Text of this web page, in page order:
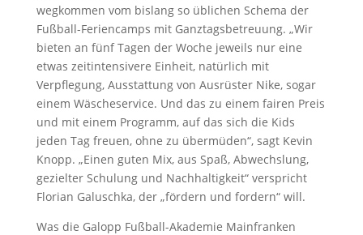
wegkommen vom bislang so üblichen Schema der
Fußball-Feriencamps mit Ganztagsbetreuung. „Wir
bieten an fünf Tagen der Woche jeweils nur eine
etwas zeitintensivere Einheit, natürlich mit
Verpflegung, Ausstattung von Ausrüster Nike, sogar
einem Wäscheservice. Und das zu einem fairen Preis
und mit einem Programm, auf das sich die Kids
jeden Tag freuen, ohne zu übermüden“, sagt Kevin
Knopp. „Einen guten Mix, aus Spaß, Abwechslung,
gezielter Schulung und Nachhaltigkeit“ verspricht
Florian Galuschka, der „fördern und fordern“ will.
Was die Galopp Fußball-Akademie Mainfranken